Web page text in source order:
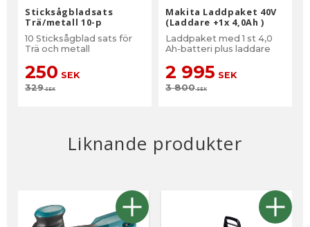
Sticksågbladsats
Trä/metall 10-p
10 Sticksågblad sats för
Trä och metall
250 SEK
329SEK
Makita Laddpaket 40V
(Laddare +1x 4,0Ah )
Laddpaket med 1 st 4,0
Ah-batteri plus laddare
2 995 SEK
3 800SEK
Liknande produkter